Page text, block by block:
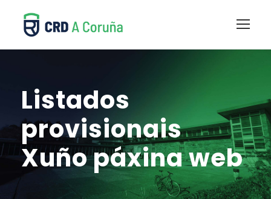
Listados
provisionais
Xuño páxina web